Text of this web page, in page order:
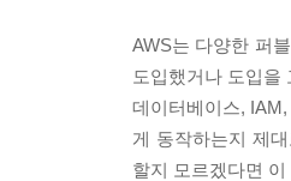
AWS는 다양한 퍼
도입했거나 도입을
데이터베이스,
게 동작하는지 제
할지 모르겠다면